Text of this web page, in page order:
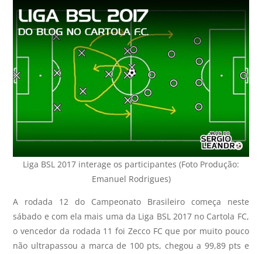
Liga BSL 2017 interage os participantes (Foto Produção:
Emanuel Rodrigues)
A rodada 12 do Campeonato Brasileiro começa neste
sábado e com ela mais uma da Liga BSL 2017 no Cartola FC,
o vencedor da rodada 11 foi Zecco FC que por muito pouco
não ultrapassou a marca de 100 pts, chegou a 99,89 pts e